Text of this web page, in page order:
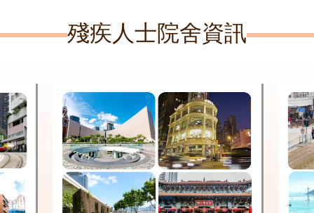
殘疾人士院舍資訊